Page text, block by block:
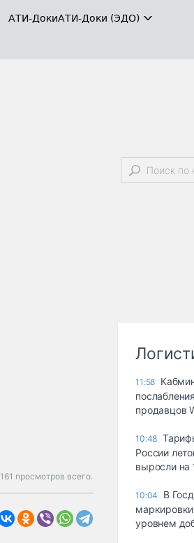
АТИ-ДокиАТИ-Доки (ЭДО)
161 просмотров всего.
11:58
продавцов
10:48
России
выросли на
10:04
В
уровнем